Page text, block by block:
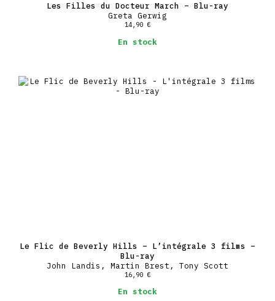
Les Filles du Docteur March – Blu-ray
Greta Gerwig
14,90 €
En stock
Le Flic de Beverly Hills – L’intégrale 3 films –
Blu-ray
John Landis, Martin Brest, Tony Scott
16,90 €
En stock